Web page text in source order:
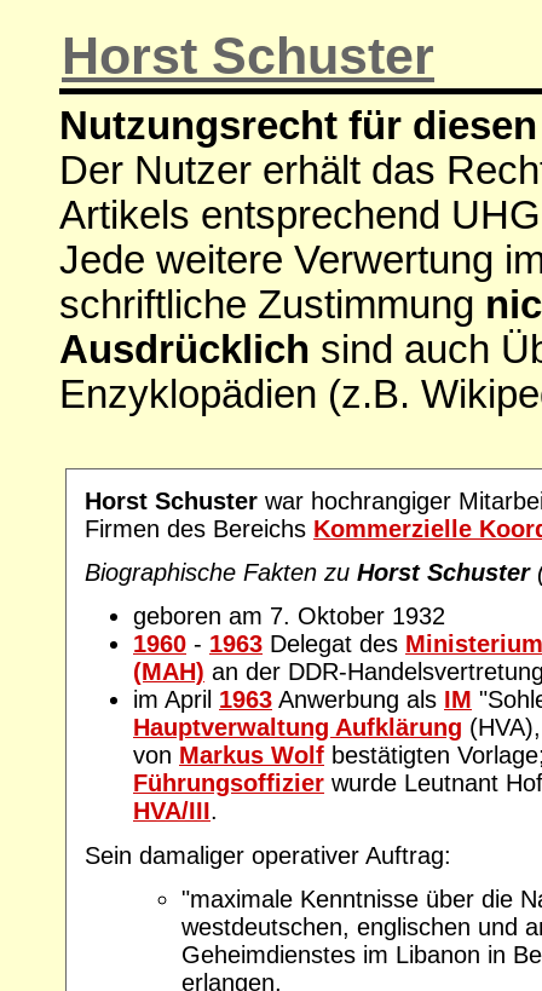
Horst Schuster
Nutzungsrecht für
Der Nutzer erhält das
Artikels entsprechend
Jede weitere Verwertung
schriftliche Zustimmung
Ausdrücklich sind auch
Enzyklopädien (z.B.
Horst Schuster war hochrangiger
Firmen des Bereichs Kommerzielle
Biographische Fakten zu Horst Schuster
geboren am 7. Oktober 1932
1960 - 1963 Delegat des
(MAH) an der DDR-
im April 1963 Anwerbung als IM
Hauptverwaltung Aufklärung
von Markus Wolf bestätigten
Führungsoffizier wurde Leutnant
HVA/III.
Sein damaliger operativer Auftrag:
"maximale Kenntnisse über die
westdeutschen, englischen und
Geheimdienstes im Libanon in
erlangen,